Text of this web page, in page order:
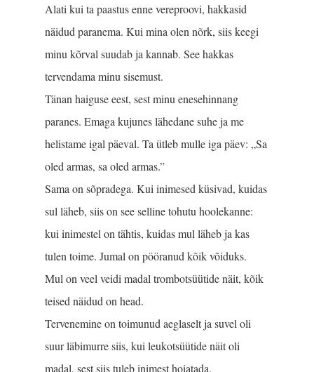
Alati kui ta paastus enne vereproovi, hakkasid
näidud paranema. Kui mina olen nõrk, siis keegi
minu kõrval suudab ja kannab. See hakkas
tervendama minu sisemust.
Tänan haiguse eest, sest minu enesehinnang
paranes. Emaga kujunes lähedane suhe ja me
helistame igal päeval. Ta ütleb mulle iga päev: „Sa
oled armas, sa oled armas.”
Sama on sõpradega. Kui inimesed küsivad, kuidas
sul läheb, siis on see selline tohutu hoolekanne:
kui inimestel on tähtis, kuidas mul läheb ja kas
tulen toime. Jumal on pööranud kõik võiduks.
Mul on veel veidi madal trombotsüütide näit, kõik
teised näidud on head.
Tervenemine on toimunud aeglaselt ja suvel oli
suur läbimurre siis, kui leukotsüütide näit oli
madal, sest siis tuleb inimest hoiatada.